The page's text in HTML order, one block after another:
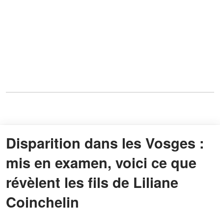
Disparition dans les Vosges :
mis en examen, voici ce que
révèlent les fils de Liliane
Coinchelin